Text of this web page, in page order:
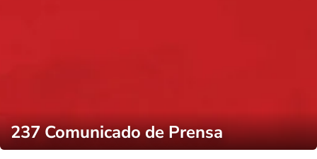
237 Comunicado de Prensa